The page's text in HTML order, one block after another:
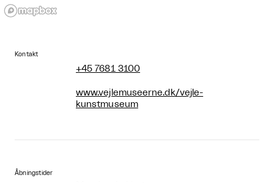
Kontakt
+45 7681 3100
www.vejlemuseerne.dk/vejle-
kunstmuseum
Åbningstider